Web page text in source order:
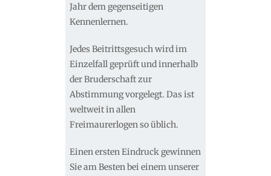
Jahr dem gegenseitigen
Kennenlernen.
Jedes Beitrittsgesuch wird im
Einzelfall geprüft und innerhalb
der Bruderschaft zur
Abstimmung vorgelegt. Das ist
weltweit in allen
Freimaurerlogen so üblich.
Einen ersten Eindruck gewinnen
Sie am Besten bei einem unserer